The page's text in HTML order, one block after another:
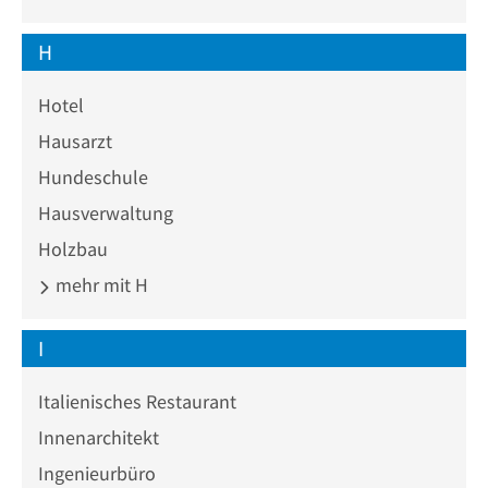
H
Hotel
Hausarzt
Hundeschule
Hausverwaltung
Holzbau
mehr mit H
I
Italienisches Restaurant
Innenarchitekt
Ingenieurbüro